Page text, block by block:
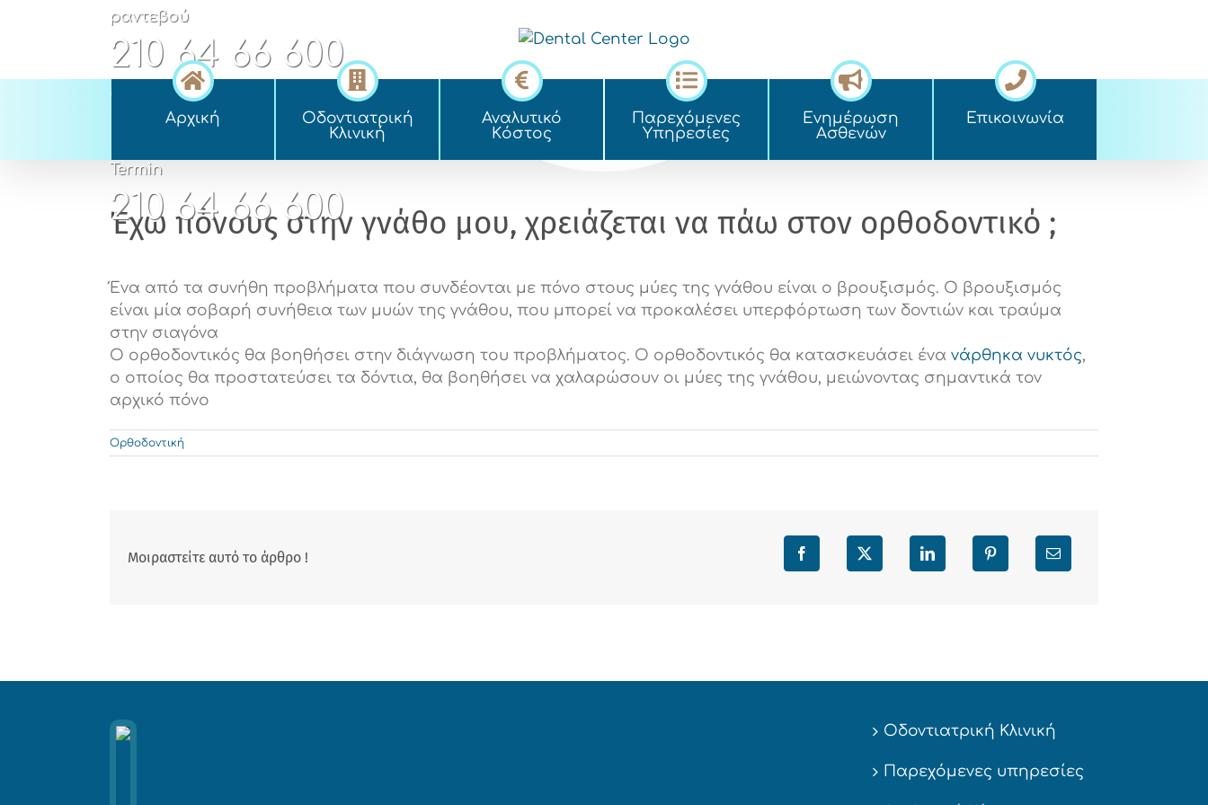
ραντεβού
210 64 66 600
appointment
210 64 66 600
Termin
210 64 66 600
Αρχική
Οδοντιατρική
Kλινική
Αναλυτικό
Kόστος
Παρεχόμενες
Yπηρεσίες
Ενημέρωση
Ασθενών
Επικοινωνία
Έχω πόνους στην γνάθο μου, χρειάζεται να πάω στον ορθοδοντικό ;
Ένα από τα συνήθη προβλήματα που συνδέονται με πόνο στους μύες της γνάθου είναι ο βρουξισμός. Ο βρουξισμός
είναι μία σοβαρή συνήθεια των μυών της γνάθου, που μπορεί να προκαλέσει υπερφόρτωση των δοντιών και τραύμα
στην σιαγόνα
Ο ορθοδοντικός θα βοηθήσει στην διάγνωση του προβλήματος. Ο ορθοδοντικός θα κατασκευάσει ένα νάρθηκα νυκτός,
ο οποίος θα προστατεύσει τα δόντια, θα βοηθήσει να χαλαρώσουν οι μύες της γνάθου, μειώνοντας σημαντικά τον
αρχικό πόνο
Ορθοδοντική
Μοιραστείτε αυτό το άρθρο ! Facebook X LinkedIn Pinterest Email
Οδοντιατρική Κλινική
Παρεχόμενες υπηρεσίες